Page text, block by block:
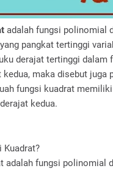
adalah fungsi polinomial
pangkat tertinggi
derajat tertinggi dalam
kedua, maka disebut juga
fungsi kuadrat
kedua.
Kuadrat?
adalah fungsi polinomial